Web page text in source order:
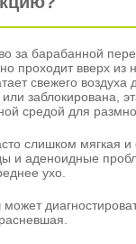
за барабанной
проходит вверх из
свежего воздуха
заблокирована,
средой для
слишком мягкая и
и аденоидные
ухо.